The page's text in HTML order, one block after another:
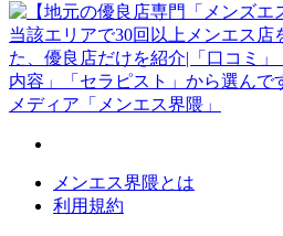
メンエス界隈とは
利用規約